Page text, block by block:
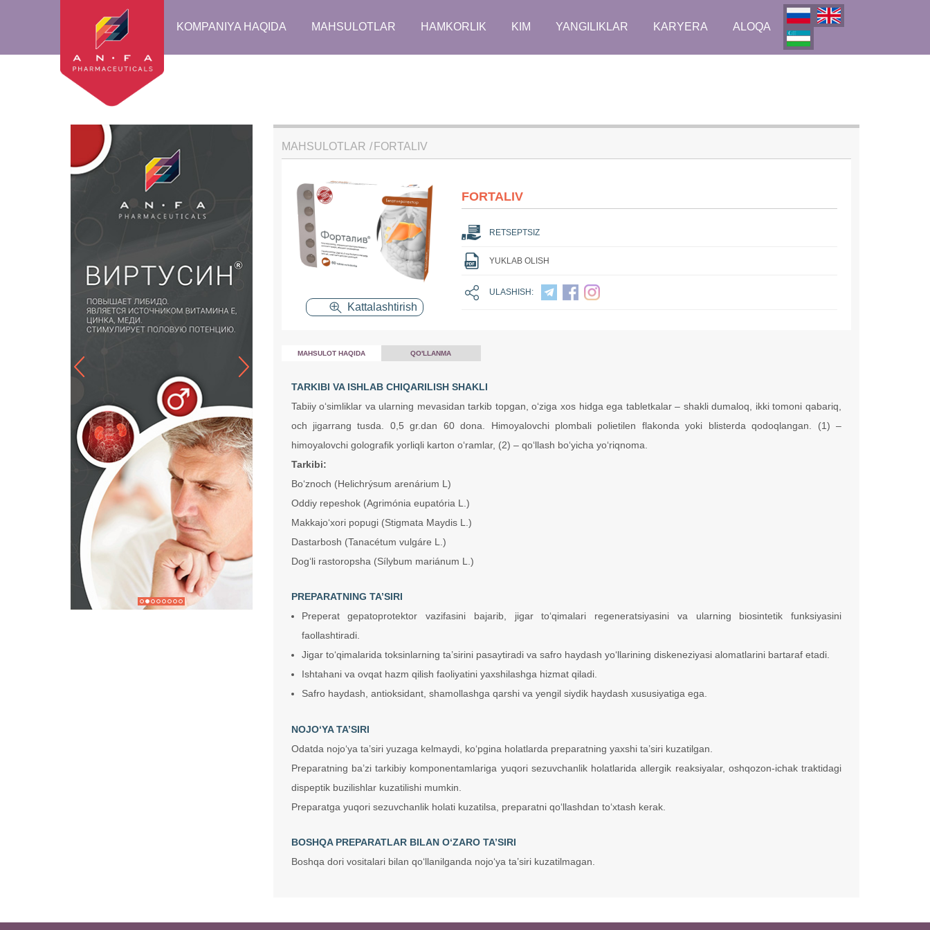
KOMPANIYA HAQIDA MAHSULOTLAR HAMKORLIK KIM YANGILIKLAR KARYERA ALOQA
MAHSULOTLAR FORTALIV
Kattalashtirish
FORTALIV
RETSEPTSIZ
YUKLAB OLISH
ULASHISH:
MAHSULOT HAQIDA QO'LLANMA
TARKIBI VA ISHLAB CHIQARILISH SHAKLI
Tabiiy o‘simliklar va ularning mevasidan tarkib topgan, o‘ziga xos hidga ega tabletkalar – shakli dumaloq, ikki tomoni qabariq,
och jigarrang tusda. 0,5 gr.dan 60 dona. Himoyalovchi plombali polietilen flakonda yoki blisterda qodoqlangan. (1) –
himoyalovchi golografik yorliqli karton o‘ramlar, (2) – qo‘llash bo‘yicha yo‘riqnoma.
Tarkibi:
Bo‘znoch (Helichrýsum arenárium L)
Oddiy repeshok (Agrimónia eupatória L.)
Makkajo‘xori popugi (Stigmata Maydis L.)
Dastarbosh (Tanacétum vulgáre L.)
Dog‘li rastoropsha (Sílybum mariánum L.)
PREPARATNING TA’SIRI
Preperat gepatoprotektor vazifasini bajarib, jigar to‘qimalari regeneratsiyasini va ularning biosintetik funksiyasini
faollashtiradi.
Jigar to‘qimalarida toksinlarning ta’sirini pasaytiradi va safro haydash yo‘llarining diskeneziyasi alomatlarini bartaraf etadi.
Ishtahani va ovqat hazm qilish faoliyatini yaxshilashga hizmat qiladi.
Safro haydash, antioksidant, shamollashga qarshi va yengil siydik haydash xususiyatiga ega.
NOJO‘YA TA’SIRI
Odatda nojo‘ya ta’siri yuzaga kelmaydi, ko‘pgina holatlarda preparatning yaxshi ta’siri kuzatilgan.
Preparatning ba’zi tarkibiy komponentamlariga yuqori sezuvchanlik holatlarida allergik reaksiyalar, oshqozon-ichak traktidagi
dispeptik buzilishlar kuzatilishi mumkin.
Preparatga yuqori sezuvchanlik holati kuzatilsa, preparatni qo‘llashdan to‘xtash kerak.
BOSHQA PREPARATLAR BILAN O‘ZARO TA’SIRI
Boshqa dori vositalari bilan qo‘llanilganda nojo‘ya ta’siri kuzatilmagan.